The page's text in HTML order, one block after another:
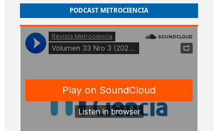
PODCAST METROCIENCIA